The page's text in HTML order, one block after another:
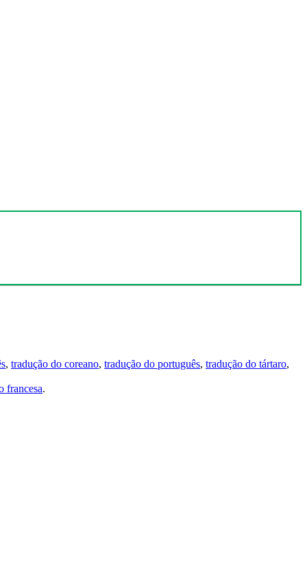
, tradução do coreano, tradução do português, tradução do tártaro,
francesa.